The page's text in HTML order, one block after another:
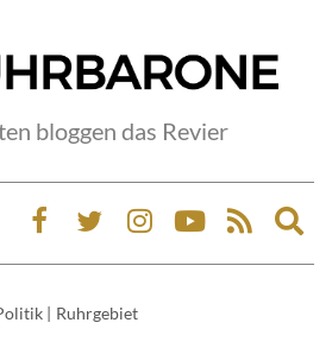
bloggen das Revier
| Ruhrgebiet